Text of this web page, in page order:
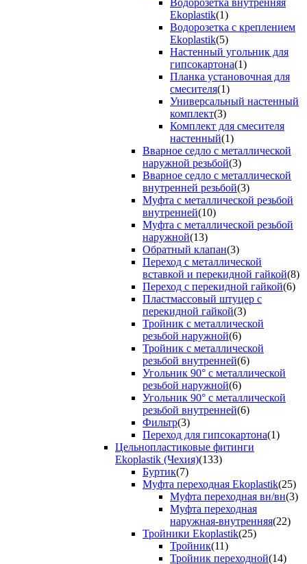
Водорозетка внутренняя
Ekoplastik(1)
Водорозетка с креплением
Ekoplastik(5)
Настенный угольник для
гипсокартона(1)
Планка установочная для
смесителя(1)
Универсальный настенный
комплект(3)
Комплект для смесителя
настенный(1)
Вварное седло с металлической
наружной резьбой(3)
Вварное седло с металлической
внутренней резьбой(3)
Муфта с металлической резьбой
внутренней(10)
Муфта с металлической резьбой
наружной(13)
Обратный клапан(3)
Переход с металлической
вставкой и перекидной гайкой(8)
Переход с перекидной гайкой(6)
Пластмассовый штуцер с
перекидной гайкой(3)
Тройник с металлической
резьбой наружной(6)
Тройник с металлической
резьбой внутренней(6)
Угольник 90° с металлической
резьбой наружной(6)
Угольник 90° с металлической
резьбой внутренней(6)
Фильтр(3)
Переход для гипсокартона(1)
Цельнопластиковые фитинги
Ekoplastik (Чехия)(133)
Буртик(7)
Муфта переходная Ekoplastik(25)
Муфта переходная вн/вн(3)
Муфта переходная
наружная-внутренняя(22)
Тройники Ekoplastik(25)
Тройник(11)
Тройник переходной(14)